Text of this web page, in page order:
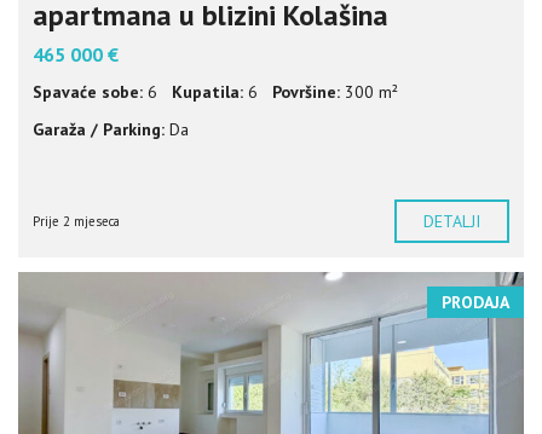
apartmana u blizini Kolašina
465 000 €
Spavaće sobe: 6 Kupatila: 6 Površine: 300 m²
Garaža / Parking: Da
Prije 2 mjeseca DETALJI
PRODAJA